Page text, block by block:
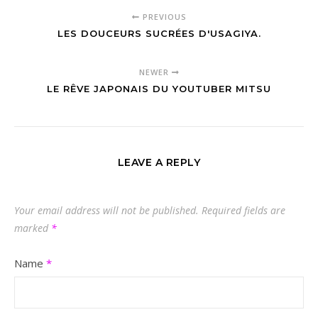
PREVIOUS
LES DOUCEURS SUCRÉES D'USAGIYA.
NEWER
LE RÊVE JAPONAIS DU YOUTUBER MITSU
LEAVE A REPLY
Your email address will not be published. Required fields are
marked *
Name *